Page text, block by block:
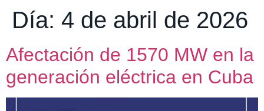
Día: 4 de abril de 2026
Afectación de 1570 MW en la
generación eléctrica en Cuba